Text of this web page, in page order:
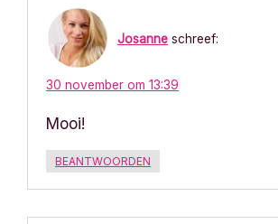
v
Josanne schreef:
30 november om 13:39
Mooi!
BEANTWOORDEN